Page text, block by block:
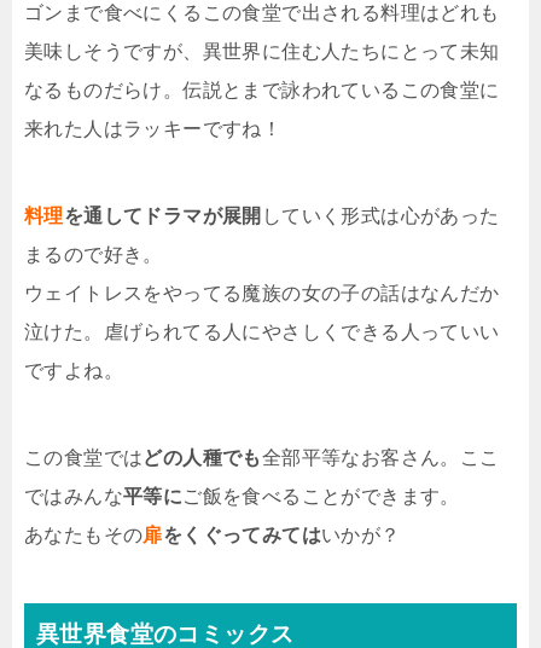
ゴンまで食べにくるこの食堂で出される料理はどれも
美味しそうですが、異世界に住む人たちにとって未知
なるものだらけ。伝説とまで詠われているこの食堂に
来れた人はラッキーですね！
料理を通してドラマが展開 していく形式は心があった
まるので好き。
ウェイトレスをやってる魔族の女の子の話はなんだか
泣けた。虐げられてる人にやさしくできる人っていい
ですよね。
この食堂ではどの人種でも全部平等なお客さん。ここ
ではみんな平等にご飯を食べることができます。
あなたもその扉をくぐってみてはいかが？
異世界食堂のコミックス